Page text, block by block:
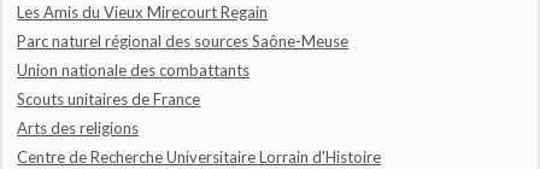
Les Amis du Vieux Mirecourt Regain
Parc naturel régional des sources Saône-Meuse
Union nationale des combattants
Scouts unitaires de France
Arts des religions
Centre de Recherche Universitaire Lorrain d'Histoire